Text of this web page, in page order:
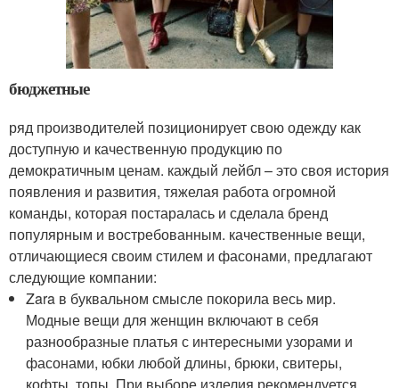
бюджетные
ряд производителей позиционирует свою одежду как
доступную и качественную продукцию по
демократичным ценам. каждый лейбл – это своя история
появления и развития, тяжелая работа огромной
команды, которая постаралась и сделала бренд
популярным и востребованным. качественные вещи,
отличающиеся своим стилем и фасонами, предлагают
следующие компании:
Zara в буквальном смысле покорила весь мир.
Модные вещи для женщин включают в себя
разнообразные платья с интересными узорами и
фасонами, юбки любой длины, брюки, свитеры,